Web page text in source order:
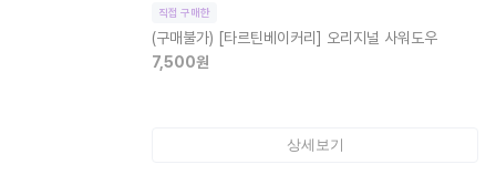
직접 구매한
(구매불가) [타르틴베이커리] 오리지널 사워도우
7,500원
상세보기